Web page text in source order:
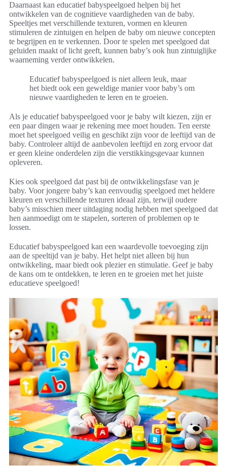
Daarnaast kan educatief babyspeelgoed helpen bij het
ontwikkelen van de cognitieve vaardigheden van de baby.
Speeltjes met verschillende texturen, vormen en kleuren
stimuleren de zintuigen en helpen de baby om nieuwe concepten
te begrijpen en te verkennen. Door te spelen met speelgoed dat
geluiden maakt of licht geeft, kunnen baby’s ook hun zintuiglijke
waarneming verder ontwikkelen.
Educatief babyspeelgoed is niet alleen leuk, maar
het biedt ook een geweldige manier voor baby’s om
nieuwe vaardigheden te leren en te groeien.
Als je educatief babyspeelgoed voor je baby wilt kiezen, zijn er
een paar dingen waar je rekening mee moet houden. Ten eerste
moet het speelgoed veilig en geschikt zijn voor de leeftijd van de
baby. Controleer altijd de aanbevolen leeftijd en zorg ervoor dat
er geen kleine onderdelen zijn die verstikkingsgevaar kunnen
opleveren.
Kies ook speelgoed dat past bij de ontwikkelingsfase van je
baby. Voor jongere baby’s kan eenvoudig speelgoed met heldere
kleuren en verschillende texturen ideaal zijn, terwijl oudere
baby’s misschien meer uitdaging nodig hebben met speelgoed dat
hen aanmoedigt om te stapelen, sorteren of problemen op te
lossen.
Educatief babyspeelgoed kan een waardevolle toevoeging zijn
aan de speeltijd van je baby. Het helpt niet alleen bij hun
ontwikkeling, maar biedt ook plezier en stimulatie. Geef je baby
de kans om te ontdekken, te leren en te groeien met het juiste
educatieve speelgoed!